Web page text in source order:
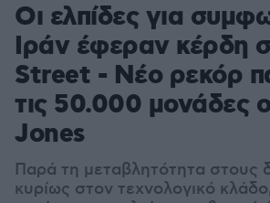
Οι ελπίδες για
Ιράν έφεραν κέρδη
Street - Νέο ρεκόρ
τις 50.000 μονάδες
Jones
Παρά τη μεταβλητότητα στους
κυρίως στον τεχνολογικό